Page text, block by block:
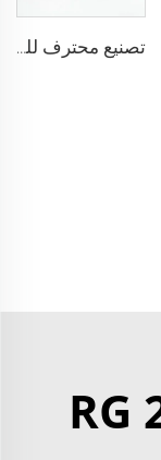
تصنيع محترف للكابلات المتماسة ALSR200 ALSR300 ALSR400 ALSR6000 5D-FB 8D-FB لنظام الهوائي